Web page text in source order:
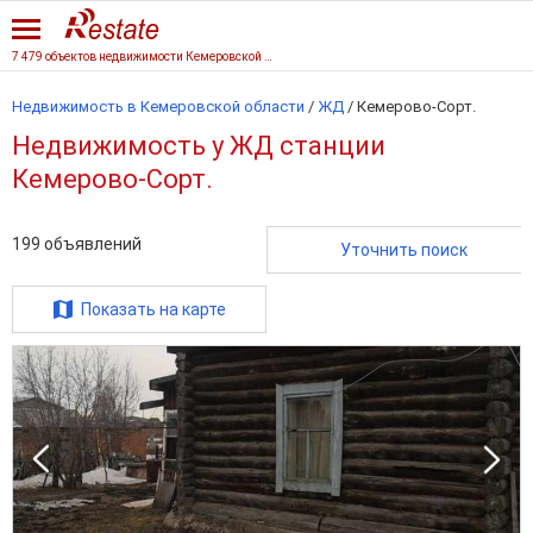
Недвижимость в Кемеровской области / ЖД / Кемерово-Сорт.
Недвижимость у ЖД станции
Кемерово-Сорт.
199 объявлений Уточнить поиск
Показать на карте